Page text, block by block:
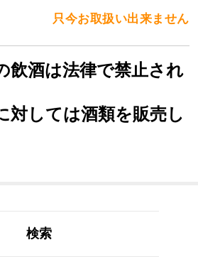
只今お取扱い出来ません
飲酒は法律で禁止され
対しては酒類を販売し
検索